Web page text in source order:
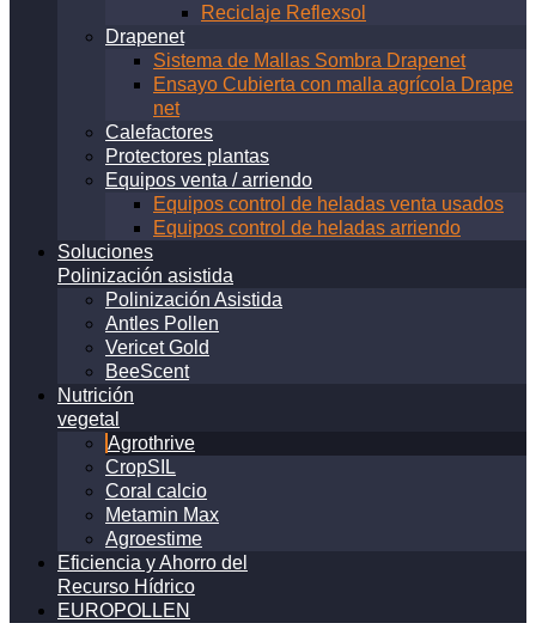
Reciclaje Reflexsol
Drapenet
Sistema de Mallas Sombra Drapenet
Ensayo Cubierta con malla agrícola Drape
net
Calefactores
Protectores plantas
Equipos venta / arriendo
Equipos control de heladas venta usados
Equipos control de heladas arriendo
Soluciones
Polinización asistida
Polinización Asistida
Antles Pollen
Vericet Gold
BeeScent
Nutrición
vegetal
Agrothrive
CropSIL
Coral calcio
Metamin Max
Agroestime
Eficiencia y Ahorro del
Recurso Hídrico
EUROPOLLEN